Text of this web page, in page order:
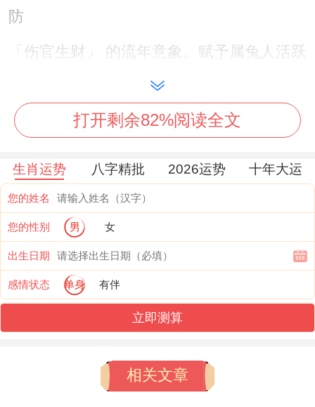
防
「伤官生财」 的流年意象。赋予属兔人活跃
的思维与创意灵感，尤其在艺术、策划、技
术等范围易有令人耳目一新的表现，凭借此
象，可将才智转化为实际的业务方法或作
品，为事业注入新鲜活力。
「破太岁」的负面作用首先作用于人际关系
层面。「卷舌」星的加入更如催化剂，使得
职场中易因沟通不畅、理念不合或无心之
言，引发同侪、客户间的误解与是非，甚至
可能损害既有合作。
但这并不代表着全无机遇。「天德」贵人的
力量往往在看似僵局时显现，可能通过某位
资深前辈或跨部门领导的调停与赏识，帮助
打开剩余82%阅读全文
生肖运势 八字精批 2026运势 十年大运
您的姓名
您的性别 男 女
出生日期
感情状态 单身 有伴
立即测算
相关文章